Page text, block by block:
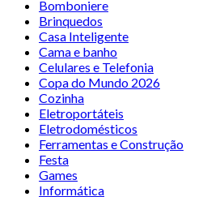
Bomboniere
Brinquedos
Casa Inteligente
Cama e banho
Celulares e Telefonia
Copa do Mundo 2026
Cozinha
Eletroportáteis
Eletrodomésticos
Ferramentas e Construção
Festa
Games
Informática